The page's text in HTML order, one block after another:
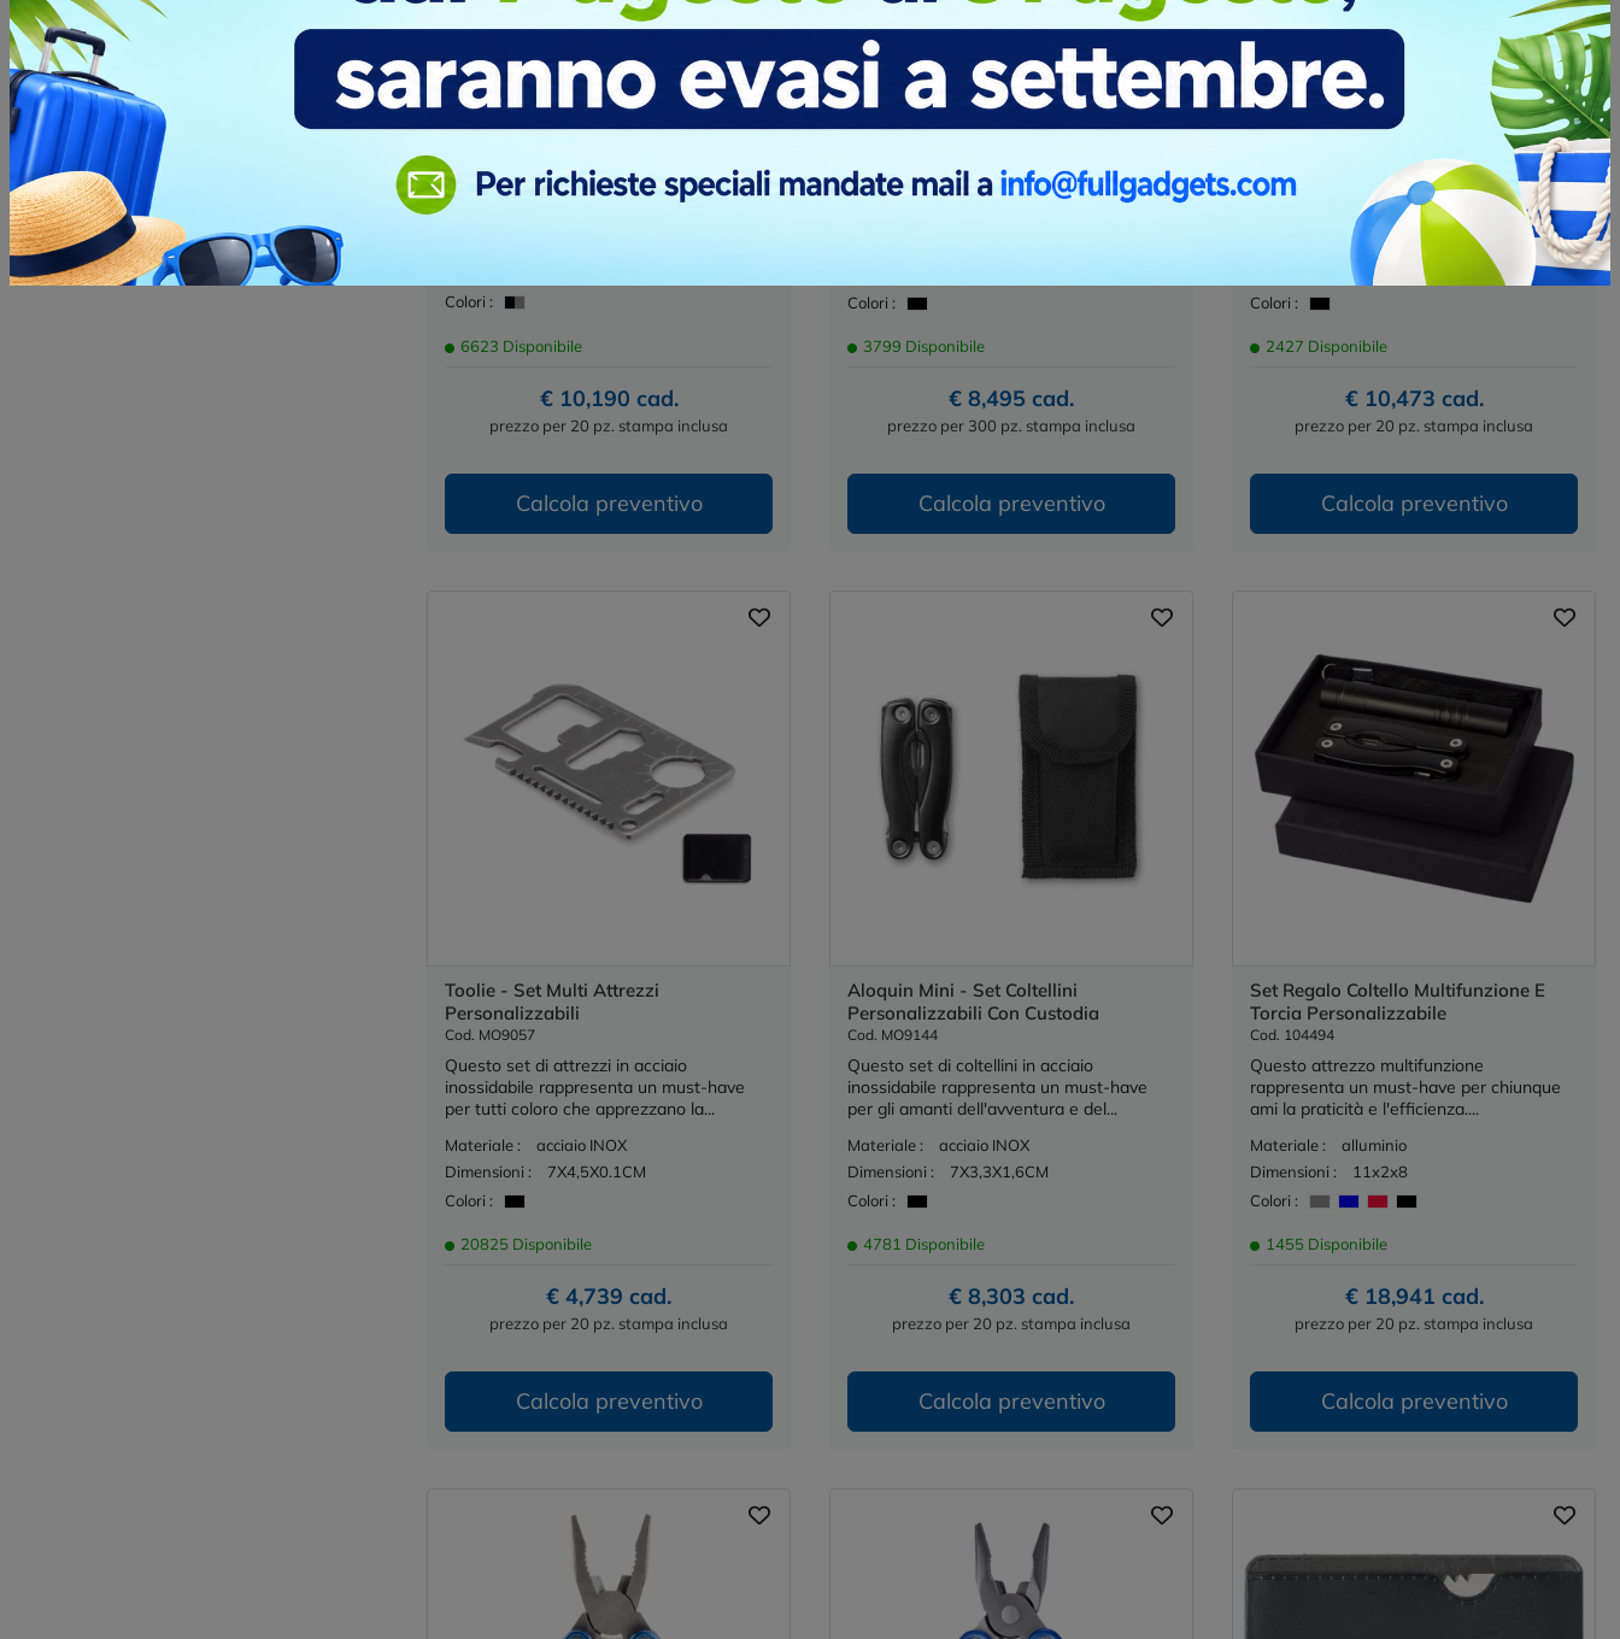
Utensile 16 Funzioni Personalizzabile
Cod. 134182
rappresenta un autentico capolavoro di
ingegneria, dotato di ben 16 funzioni e
bordi...
Colori :
6623 Disponibile
€ 10,190 cad.
prezzo per 20 pz. stampa inclusa
Calcola preventivo
Hamlight - Torcia Multi Funzione
Personalizzabile
Questa torcia multi-funzione è un must-
have per chiunque cerchi un prodotto
Colori :
3799 Disponibile
€ 8,495 cad.
prezzo per 300 pz. stampa inclusa
Calcola preventivo
Aloquin - Pinza Multifunzione
Personalizzabile
Questa pinza multifunzione è un autentico
capolavoro di ingegneria! Con ben otto
attrezzi a disposizione, non...
acciaio INOX
11.5X6.3X2.5CM
Colori :
2427 Disponibile
€ 10,473 cad.
prezzo per 20 pz. stampa inclusa
Calcola preventivo
Toolie - Set Multi Attrezzi
Personalizzabili
Cod. MO9057
Questo set di attrezzi in acciaio
inossidabile rappresenta un must-have
per tutti coloro che apprezzano la...
Materiale :
acciaio INOX
Dimensioni :
7X4,5X0.1CM
Colori :
20825 Disponibile
€ 4,739 cad.
prezzo per 20 pz. stampa inclusa
Calcola preventivo
Aloquin Mini - Set Coltellini
Personalizzabili Con Custodia
Cod. MO9144
Questo set di coltellini in acciaio
inossidabile rappresenta un must-have
per gli amanti dell'avventura e del...
Materiale :
acciaio INOX
Dimensioni :
7X3,3X1,6CM
Colori :
4781 Disponibile
€ 8,303 cad.
prezzo per 20 pz. stampa inclusa
Calcola preventivo
Set Regalo Coltello Multifunzione E
Torcia Personalizzabile
Cod. 104494
Questo attrezzo multifunzione
rappresenta un must-have per chiunque
ami la praticità e l'efficienza....
Materiale :
alluminio
Dimensioni :
11x2x8
Colori :
1455 Disponibile
€ 18,941 cad.
prezzo per 20 pz. stampa inclusa
Calcola preventivo